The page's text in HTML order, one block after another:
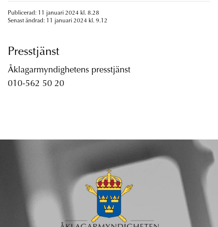
Publicerad: 11 januari 2024 kl. 8.28
Senast ändrad: 11 januari 2024 kl. 9.12
Presstjänst
Åklagarmyndighetens presstjänst
010-562 50 20